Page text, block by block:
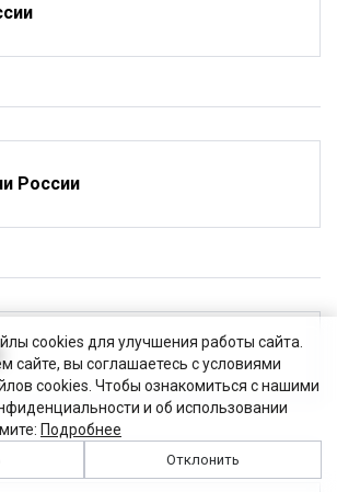
России
cookies для улучшения работы сайта.
сайте, вы соглашаетесь с условиями
cookies. Чтобы ознакомиться с нашими
и об использовании
Подробнее
Отклонить